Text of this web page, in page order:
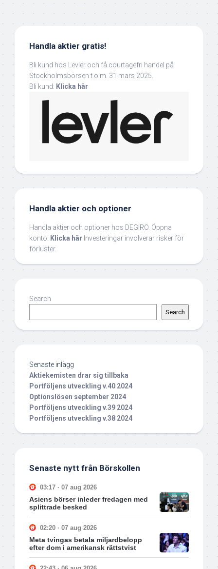
Handla aktier gratis!
Bli kund hos Levler och få courtagefri handel på
Stockholmsbörsen t.o.m. 31 mars 2025.
Bli kund: Klicka här
Handla aktier och optioner
Handla aktier och optioner hos DEGIRO. Öppna
konto: Klicka här Investeringar involverar risker för
förluster.
Search
Search
Senaste inlägg
Aktiekemisten drar sig tillbaka
Portföljens utveckling v.40 2024
Optionslösen september 2024
Portföljens utveckling v.39 2024
Portföljens utveckling v.38 2024
Senaste nytt från Börskollen
03:17 · 07 aug 2026
Asiens börser inleder fredagen med
splittrade besked
02:20 · 07 aug 2026
Meta tvingas betala miljardbelopp
efter dom i amerikansk rättstvist